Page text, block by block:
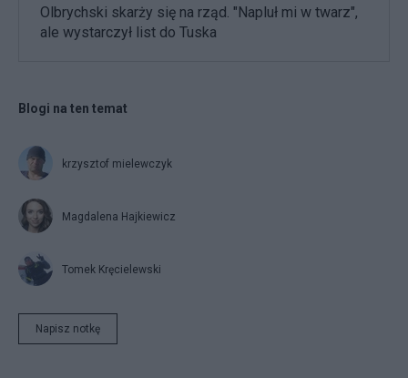
Olbrychski skarży się na rząd. "Napluł mi w twarz",
ale wystarczył list do Tuska
Blogi na ten temat
krzysztof mielewczyk
Magdalena Hajkiewicz
Tomek Kręcielewski
Napisz notkę